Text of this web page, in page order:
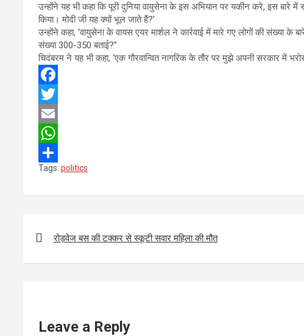
उन्होंने यह भी कहा कि पूरी दुनिया वायुसेना के इस अभियान पर यकीन करे, इस बारे
किया। मोदी जी यह क्यों भूल जाते हैं?’
उन्होंने कहा, ‘वायुसेना के वायस एयर मार्शल ने कार्रवाई में मारे गए लोगों की
संख्या 300-350 बताई?”
चिदंबरम ने यह भी कहा, ‘एक गौरवान्वित नागरिक के तौर पर मुझे अपनी सरकार में
F
a
c
e
b
k
T
w
t
r
E
m
a
W
h
s
S
r
Tags: politics
navigation
रोड़वेज बस की टक्कर से स्कूटी सवार महिला की मौत
Leave a Reply